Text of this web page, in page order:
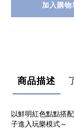
加入購物
商品描述
以鮮明紅色點點搭
子進入玩樂模式～